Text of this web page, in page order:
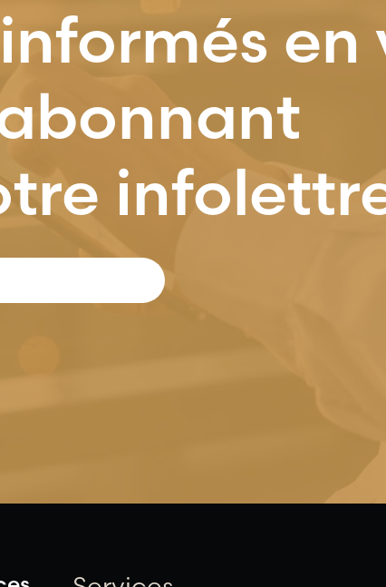
en